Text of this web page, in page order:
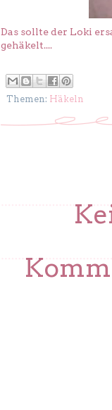
Das sollte der Loki
gehäkelt....
Themen: Häkeln